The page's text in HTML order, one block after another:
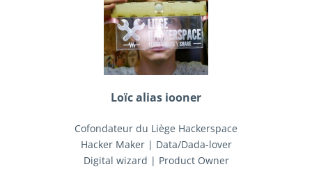
Loïc alias iooner
Cofondateur du Liège Hackerspace
Hacker Maker | Data/Dada-lover
Digital wizard | Product Owner